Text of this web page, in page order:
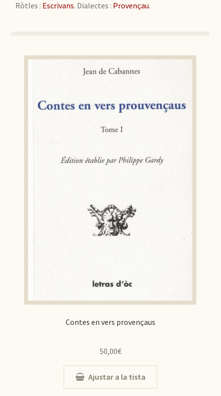
Ròtles : Escrivans. Dialectes : Provençau.
Contes en vers provençaus
50,00€
Ajustar a la tista